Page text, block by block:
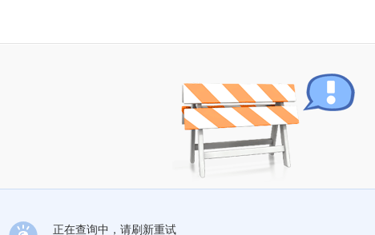
正在查询中，请刷新重试